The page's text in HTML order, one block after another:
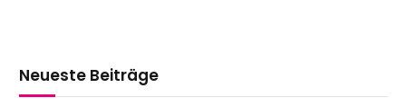
Neueste Beiträge